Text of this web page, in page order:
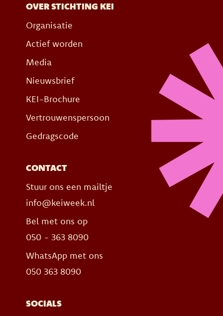
OVER STICHTING KEI
Organisatie
Actief worden
Media
Nieuwsbrief
KEI-Brochure
Vertrouwenspersoon
Gedragscode
CONTACT
Stuur ons een mailtje
info@keiweek.nl
Bel met ons op
050 - 363 8090
WhatsApp met ons
050 363 8090
SOCIALS